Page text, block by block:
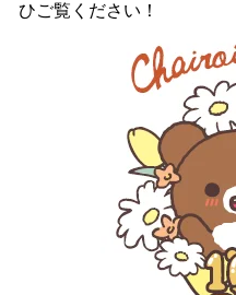
ひご覧ください！